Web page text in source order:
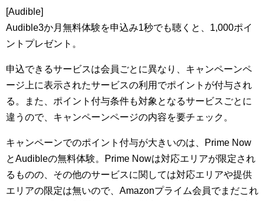
[Audible]
Audible3か月無料体験を申込み1秒でも聴くと、1,000ポイ
ントプレゼント。
申込できるサービスは会員ごとに異なり、キャンペーンペ
ージ上に表示されたサービスの利用でポイントが付与され
る。また、ポイント付与条件も対象となるサービスごとに
違うので、キャンペーンページの内容を要チェック。
キャンペーンでのポイント付与が大きいのは、Prime Now
とAudibleの無料体験。Prime Nowは対応エリアが限定され
るものの、その他のサービスに関しては対応エリアや提供
エリアの限定は無いので、Amazonプライム会員でまだこれ